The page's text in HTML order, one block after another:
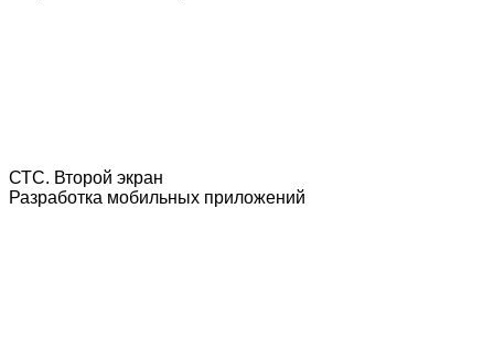
СТС. Второй экран
Разработка мобильных приложений